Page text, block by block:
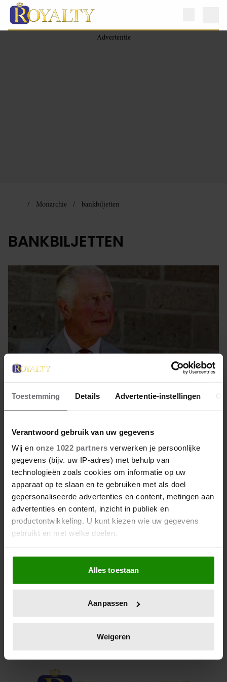
Toestemming Details Advertentie-instellingen
Verantwoord gebruik van uw gegevens
Wij en onze 1022 partners verwerken je persoonlijke
gegevens (bijv. uw IP-adres) met behulp van
technologieën zoals cookies om informatie op uw
apparaat op te slaan en te gebruiken met als doel
gepersonaliseerde advertenties en content, metingen aan
advertenties en content, inzicht in publiek en
productontwikkeling. U kunt kiezen wie uw gegevens
gebruikt en met welke doelen.
Als u het toestaat, willen we ook graag:
Informatie verzamelen over uw geografische
locatie, die tot een paar meter nauwkeurig kan zijn
scannen op specifieke eigenschappen (fingerprinting)
verwerkt en stel uw voorkeuren in het
intrekken in de Cookieverklaring.
Alles toestaan
Aanpassen
Weigeren
Monarchie bankbiljetten
BANKBILJETTEN
JAMMER DAN. CHARLES NIET
OP NIEUWE BANKBILJETTEN
AUSTRALIË
Niet echt verrassend, misschien een teken aan de
wand.